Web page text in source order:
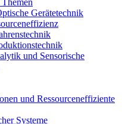
Gerätetechnik
und Sensorische
und Ressourceneffiziente
Systeme